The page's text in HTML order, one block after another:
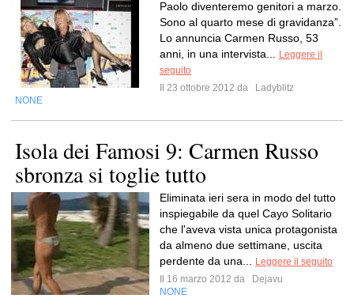
Paolo diventeremo genitori a marzo.
Sono al quarto mese di gravidanza”.
Lo annuncia Carmen Russo, 53
anni, in una intervista...
Leggere il
seguito
Il 23 ottobre 2012 da
Ladyblitz
NONE
Isola dei Famosi 9: Carmen Russo
sbronza si toglie tutto
Eliminata ieri sera in modo del tutto
inspiegabile da quel Cayo Solitario
che l'aveva vista unica protagonista
da almeno due settimane, uscita
perdente da una...
Leggere il seguito
Il 16 marzo 2012 da
Dejavu
NONE